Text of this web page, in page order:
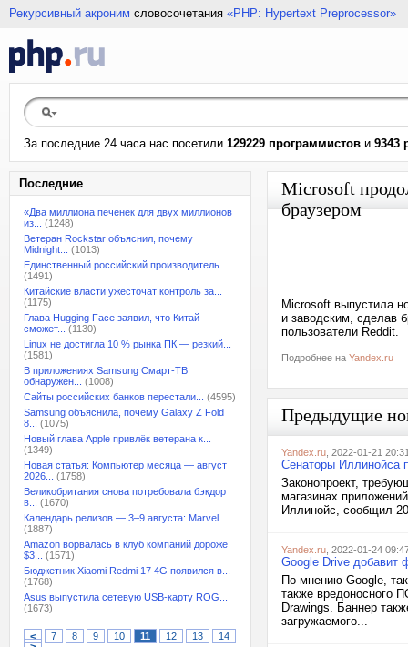
Рекурсивный акроним словосочетания «PHP: Hypertext Preprocessor»
За последние 24 часа нас посетили 129229 программистов и 9343
Последние
«Два миллиона печенек для двух миллионов
из...
(1248)
Ветеран Rockstar объяснил, почему
Midnight...
(1013)
Единственный российский производитель...
(1491)
Китайские власти ужесточат контроль за...
(1175)
Глава Hugging Face заявил, что Китай
сможет...
(1130)
Linux не достигла 10 % рынка ПК — резкий...
(1581)
В приложениях Samsung Смарт-ТВ
обнаружен...
(1008)
Сайты российских банков перестали...
(4595)
Samsung объяснила, почему Galaxy Z Fold
8...
(1075)
Новый глава Apple привлёк ветерана к...
(1349)
Новая статья: Компьютер месяца — август
2026...
(1758)
Великобритания снова потребовала бэкдор
в...
(1670)
Календарь релизов — 3–9 августа: Marvel...
(1887)
Amazon ворвалась в клуб компаний дороже
$3...
(1571)
Бюджетник Xiaomi Redmi 17 4G появился в...
(1768)
Asus выпустила сетевую USB-карту ROG...
(1673)
< 7 8 9 10 11 12 13
14
Microsoft
браузером
Microsoft выпустила
и заводским, сделав
пользователи Reddit.
Подробнее на Yandex.ru
Предыдущие
Yandex.ru , 2022-01-21
Сенаторы Иллинойса
Законопроект,
магазинах
Иллинойс, сообщил
Yandex.ru , 2022-01-24
Google Drive добавит
По мнению Google,
также вредоносного
Drawings. Баннер
загружаемого...